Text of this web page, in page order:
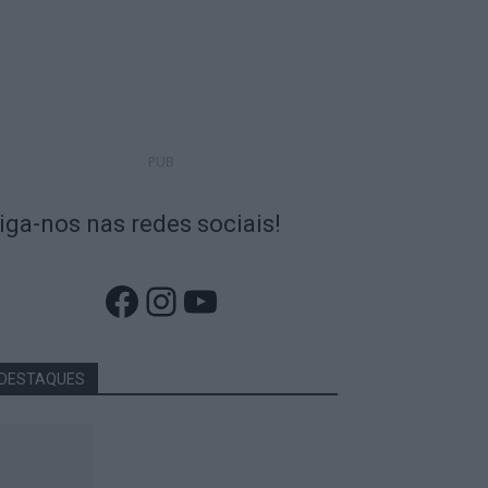
nos nas redes sociais!
Facebook
Instagram
YouTube